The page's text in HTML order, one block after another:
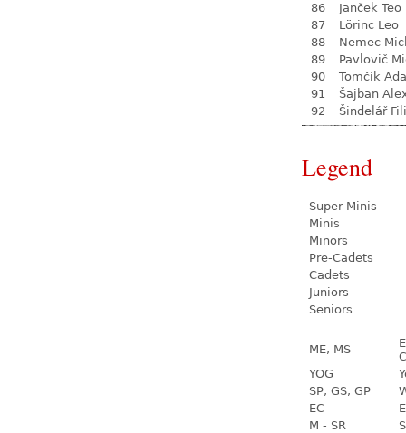
86
Janček Teo
87
Lörinc Leo
88
Nemec
89
Pavlovič
90
Tomčík
91
Šajban
92
Šindelář
Legend
Super Minis
Minis
Minors
Pre-Cadets
Cadets
Juniors
Seniors
ME, MS
YOG
SP, GS, GP
EC
M - SR